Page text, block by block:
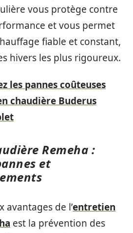
vous protège contre
et vous permet
fiable et constant,
hivers les plus rigoureux.
les pannes coûteuses
chaudière Buderus
Remeha :
et
avantages de l’entretien
est la prévention des